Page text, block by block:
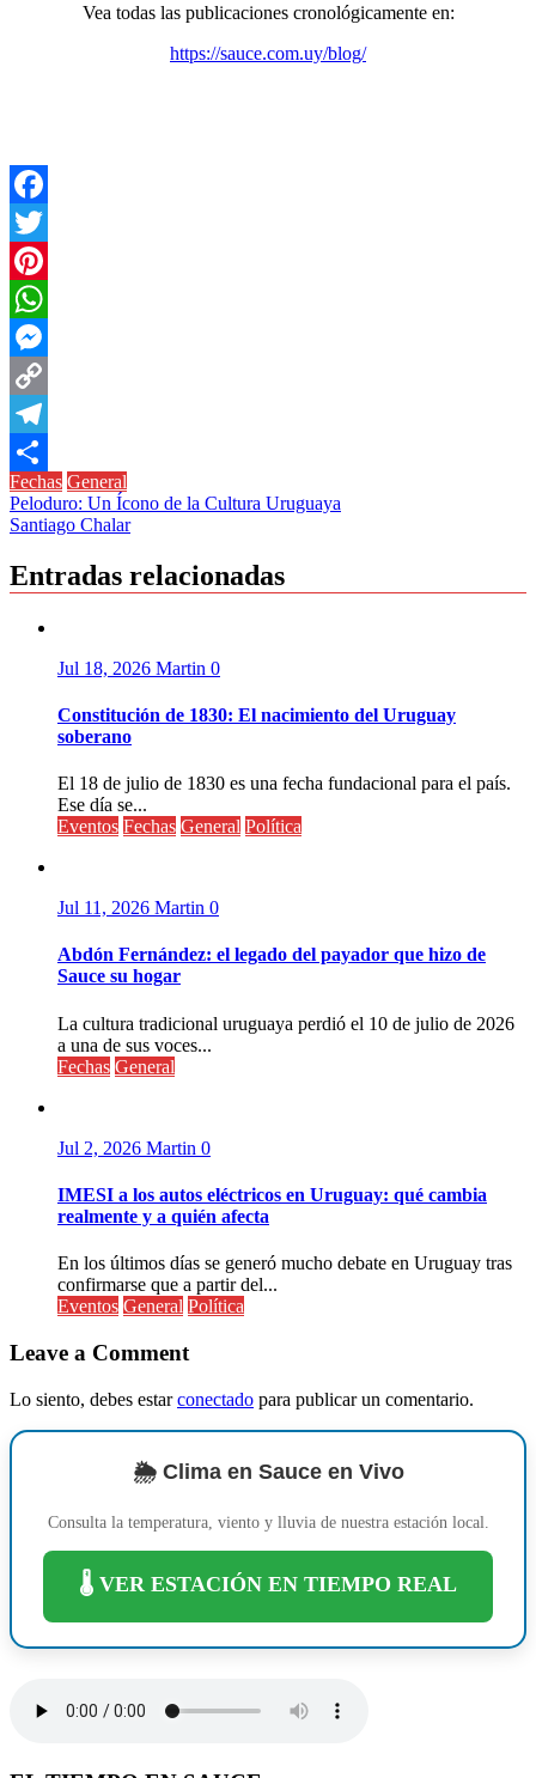
Vea todas las publicaciones cronológicamente en:
https://sauce.com.uy/blog/
Facebook
Twitter
Pinterest
WhatsApp
Messenger
Copy
Link
Telegram
Compartir
Fechas General
Navegación
de
entradas
Peloduro: Un Ícono de la Cultura Uruguaya
Santiago Chalar
Entradas relacionadas
Jul 18, 2026 Martin 0
Constitución de 1830: El nacimiento del Uruguay
soberano
El 18 de julio de 1830 es una fecha fundacional para el país.
Ese día se...
Eventos Fechas General Política
Jul 11, 2026 Martin 0
Abdón Fernández: el legado del payador que hizo de
Sauce su hogar
La cultura tradicional uruguaya perdió el 10 de julio de 2026
a una de sus voces...
Fechas General
Jul 2, 2026 Martin 0
IMESI a los autos eléctricos en Uruguay: qué cambia
realmente y a quién afecta
En los últimos días se generó mucho debate en Uruguay tras
confirmarse que a partir del...
Eventos General Política
Leave a Comment
Lo siento, debes estarconectado para publicar un comentario.
🌦️ Clima en Sauce en Vivo
Consulta la temperatura, viento y lluvia de nuestra estación local.
🌡️ VER ESTACIÓN EN TIEMPO REAL